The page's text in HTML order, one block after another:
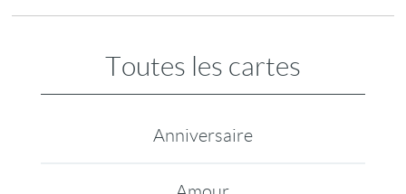
Toutes les cartes
Anniversaire